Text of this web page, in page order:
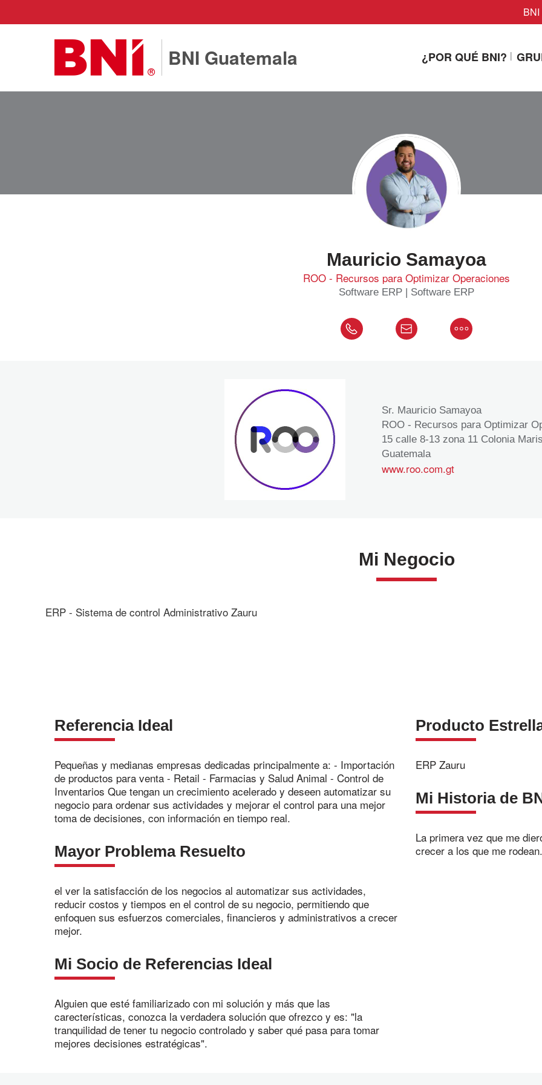
BNI Guatemala ¿POR QUÉ BNI?
Mauricio Samayoa
ROO - Recursos para Optimizar Operaciones
Software ERP | Software ERP
Sr. Mauricio Samayoa
ROO - Recursos para Optimizar
15 calle 8-13 zona 11 Colonia
Guatemala
www.roo.com.gt
Mi Negocio
ERP - Sistema de control Administrativo Zauru
Referencia Ideal
Pequeñas y medianas empresas dedicadas principalmente a: - Importación
de productos para venta - Retail - Farmacias y Salud Animal - Control de
Inventarios Que tengan un crecimiento acelerado y deseen automatizar su
negocio para ordenar sus actividades y mejorar el control para una mejor
toma de decisiones, con información en tiempo real.
Mayor Problema Resuelto
el ver la satisfacción de los negocios al automatizar sus actividades,
reducir costos y tiempos en el control de su negocio, permitiendo que
enfoquen sus esfuerzos comerciales, financieros y administrativos a crecer
mejor.
Mi Socio de Referencias Ideal
Alguien que esté familiarizado con mi solución y más que las
carecterísticas, conozca la verdadera solución que ofrezco y es: "la
tranquilidad de tener tu negocio controlado y saber qué pasa para tomar
mejores decisiones estratégicas".
Producto
ERP Zauru
Mi Historia de
La primera vez que me
crecer a los que me rodean.